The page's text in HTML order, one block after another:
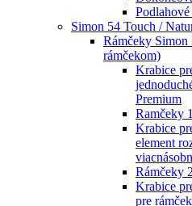
Simon 54 Touch /
Rámčeky Simon
rámčekom)
Krabice
Premium
Ramčeky
Krabice
element
Rámčeky
Krabice
pre